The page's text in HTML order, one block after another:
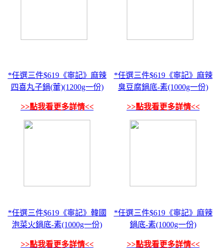
*任選三件$619《寧記》麻辣
四喜丸子鍋(葷)(1200g一份)
>>點我看更多詳情<<
*任選三件$619《寧記》麻辣
臭豆腐鍋底-素(1000g一份)
>>點我看更多詳情<<
*任選三件$619《寧記》韓國
泡菜火鍋底-素(1000g一份)
>>點我看更多詳情<<
*任選三件$619《寧記》麻辣
鍋底-素(1000g一份)
>>點我看更多詳情<<